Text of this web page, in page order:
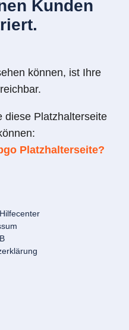
Kunden
können, ist Ihre
diese Platzhalterseite
Platzhalterseite?